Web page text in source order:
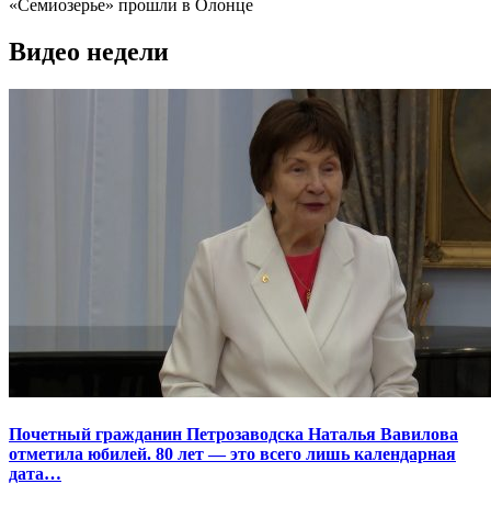
«Семиозерье» прошли в Олонце
Видео недели
Почетный гражданин Петрозаводска Наталья Вавилова
отметила юбилей. 80 лет — это всего лишь календарная
дата…